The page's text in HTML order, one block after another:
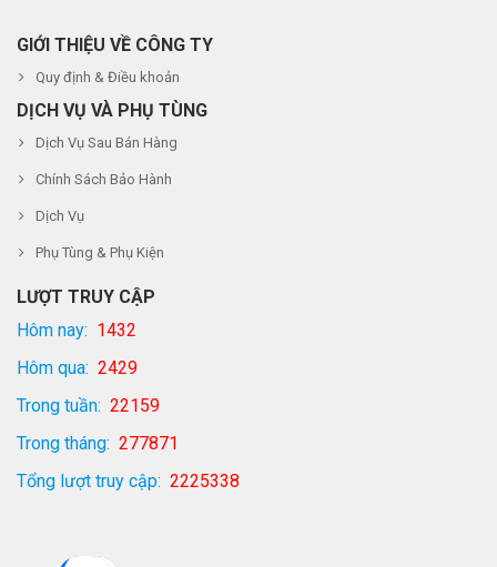
GIỚI THIỆU VỀ CÔNG TY
Quy định & Điều khoản
DỊCH VỤ VÀ PHỤ TÙNG
Dịch Vụ Sau Bán Hàng
Chính Sách Bảo Hành
Dịch Vụ
Phụ Tùng & Phụ Kiện
LƯỢT TRUY CẬP
Hôm nay: 1432
Hôm qua: 2429
Trong tuần: 22159
Trong tháng: 277871
Tổng lượt truy cập: 2225338